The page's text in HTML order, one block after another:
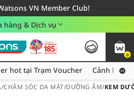
VN Member Club!
cho đơn hàng từ 249,000Đ
- Áp dụng khu vực TP. Hồ Chí Minh
hàng & Dịch vụ
0
Thu thập thêm voucher hot tại Trạm Voucher
hot tại Trạm Voucher Cảnh báo
/CHĂM SÓC DA MẶT/DƯỠNG ẨM/KEM